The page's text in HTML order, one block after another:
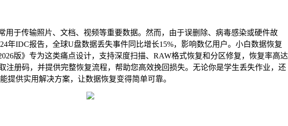
用于传输照片、文档、视频等重要数据。然而，由于误删除、病毒感染或硬件故
年IDC报告，全球U盘数据丢失事件同比增长15%，影响数亿用户。小白数据恢复
版》专为这类痛点设计，支持深度扫描、RAW格式恢复和分区修复，恢复率高达
注册码，并提供完整恢复流程，帮助您高效挽回损失。无论你是学生丢失作业，还
提供实用解决方案，让数据恢复变得简单可靠。